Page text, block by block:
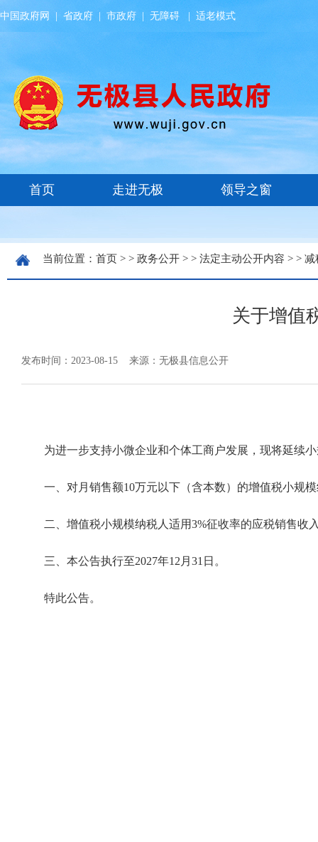
中国政府网 省政府 市政府 无障碍 适老模式
当前位置： 首页 > > 政务公开 > > 法定主动公开内容 > > 减
关于增值
发布时间：2023-08-15 来源：无极县信息公开
为进一步支持小微企业和个体工商户发展，现将延续
一、对月销售额10万元以下（含本数）的增值税小规
二、增值税小规模纳税人适用3%征收率的应税销售收
三、本公告执行至2027年12月31日。
特此公告。